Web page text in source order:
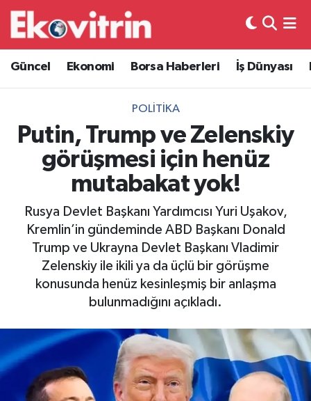
Güncel Ekonomi Borsa Haberleri İş Dünyası
POLITIKA
Putin, Trump ve Zelenskiy
görüşmesi için henüz
mutabakat yok!
Rusya Devlet Başkanı Yardımcısı Yuri Uşakov,
Kremlin’in gündeminde ABD Başkanı Donald
Trump ve Ukrayna Devlet Başkanı Vladimir
Zelenskiy ile ikili ya da üçlü bir görüşme
konusunda henüz kesinleşmiş bir anlaşma
bulunmadığını açıkladı.
Güncel
Ekonomi
Borsa Haberleri
İş Dünyası
Lojistik
Otovitrin
Asayiş
Gayrimenkul
Spor
Hava Durumu
Trafik Durumu
Süper Lig Puan Durumu ve Fikstür
Tüm Manşetler
Son Dakika Haberleri
Haber Arşivi